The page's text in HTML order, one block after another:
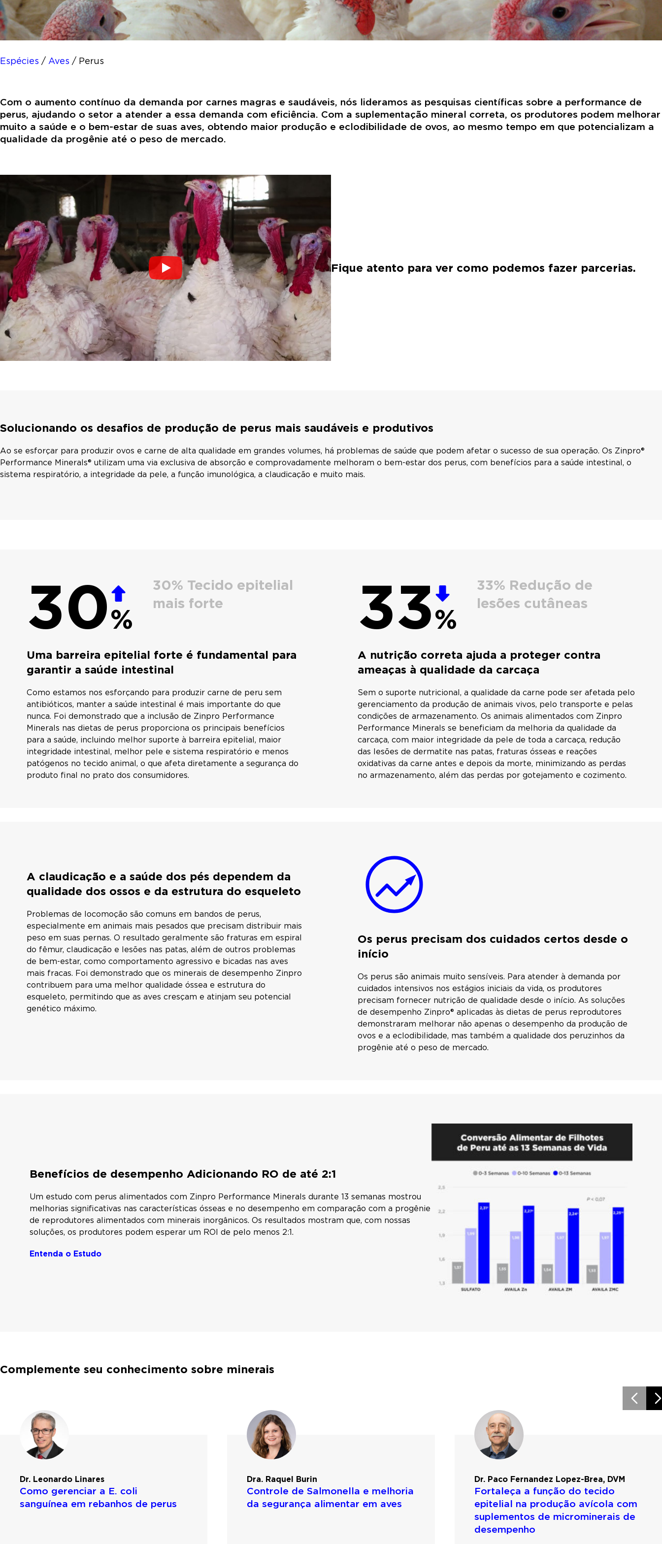
Espécies / Aves / Perus
Com o aumento contínuo da demanda por carnes magras e saudáveis, nós lideramos as pesquisas científicas sobre a performance de
perus, ajudando o setor a atender a essa demanda com eficiência. Com a suplementação mineral correta, os produtores podem melhorar
muito a saúde e o bem-estar de suas aves, obtendo maior produção e eclodibilidade de ovos, ao mesmo tempo em que potencializam a
qualidade da progênie até o peso de mercado.
Fique atento para ver como podemos fazer parcerias.
Solucionando os desafios de produção de perus mais saudáveis e produtivos
Ao se esforçar para produzir ovos e carne de alta qualidade em grandes volumes, há problemas de saúde que podem afetar o sucesso de sua operação. Os Zinpro®
Performance Minerals® utilizam uma via exclusiva de absorção e comprovadamente melhoram o bem-estar dos perus, com benefícios para a saúde intestinal, o
sistema respiratório, a integridade da pele, a função imunológica, a claudicação e muito mais.
30%
30% Tecido epitelial
mais forte
Uma barreira epitelial forte é fundamental para
garantir a saúde intestinal
Como estamos nos esforçando para produzir carne de peru sem
antibióticos, manter a saúde intestinal é mais importante do que
nunca. Foi demonstrado que a inclusão de Zinpro Performance
Minerals nas dietas de perus proporciona os principais benefícios
para a saúde, incluindo melhor suporte à barreira epitelial, maior
integridade intestinal, melhor pele e sistema respiratório e menos
patógenos no tecido animal, o que afeta diretamente a segurança do
produto final no prato dos consumidores.
33%
33% Redução de
lesões cutâneas
A nutrição correta ajuda a proteger contra
ameaças à qualidade da carcaça
Sem o suporte nutricional, a qualidade da carne pode ser afetada pelo
gerenciamento da produção de animais vivos, pelo transporte e pelas
condições de armazenamento. Os animais alimentados com Zinpro
Performance Minerals se beneficiam da melhoria da qualidade da
carcaça, com maior integridade da pele de toda a carcaça, redução
das lesões de dermatite nas patas, fraturas ósseas e reações
oxidativas da carne antes e depois da morte, minimizando as perdas
no armazenamento, além das perdas por gotejamento e cozimento.
A claudicação e a saúde dos pés dependem da
qualidade dos ossos e da estrutura do esqueleto
Problemas de locomoção são comuns em bandos de perus,
especialmente em animais mais pesados que precisam distribuir mais
peso em suas pernas. O resultado geralmente são fraturas em espiral
do fêmur, claudicação e lesões nas patas, além de outros problemas
de bem-estar, como comportamento agressivo e bicadas nas aves
mais fracas. Foi demonstrado que os minerais de desempenho Zinpro
contribuem para uma melhor qualidade óssea e estrutura do
esqueleto, permitindo que as aves cresçam e atinjam seu potencial
genético máximo.
Os perus precisam dos cuidados certos desde o
início
Os perus são animais muito sensíveis. Para atender à demanda por
cuidados intensivos nos estágios iniciais da vida, os produtores
precisam fornecer nutrição de qualidade desde o início. As soluções
de desempenho Zinpro® aplicadas às dietas de perus reprodutores
demonstraram melhorar não apenas o desempenho da produção de
ovos e a eclodibilidade, mas também a qualidade dos peruzinhos da
progênie até o peso de mercado.
Benefícios de desempenho Adicionando RO de até 2:1
Um estudo com perus alimentados com Zinpro Performance Minerals durante 13 semanas mostrou
melhorias significativas nas características ósseas e no desempenho em comparação com a progênie
de reprodutores alimentados com minerais inorgânicos. Os resultados mostram que, com nossas
soluções, os produtores podem esperar um ROI de pelo menos 2:1.
Entenda o Estudo
Complemente seu conhecimento sobre minerais
Dr. Leonardo Linares
Como gerenciar a E. coli
sanguínea em rebanhos de perus
Dra. Raquel Burin
Controle de Salmonella e melhoria
da segurança alimentar em aves
Dr. Paco Fernandez Lopez-Brea, DVM
Fortaleça a função do tecido
epitelial na produção avícola com
suplementos de microminerais de
desempenho